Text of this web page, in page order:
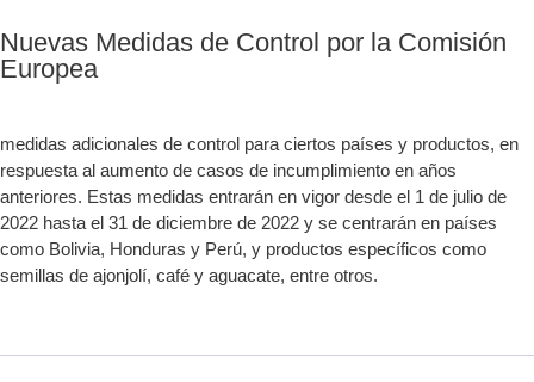
Nuevas Medidas de Control por la Comisión
Europea
medidas adicionales de control para ciertos países y productos, en
respuesta al aumento de casos de incumplimiento en años
anteriores. Estas medidas entrarán en vigor desde el 1 de julio de
2022 hasta el 31 de diciembre de 2022 y se centrarán en países
como Bolivia, Honduras y Perú, y productos específicos como
semillas de ajonjolí, café y aguacate, entre otros.